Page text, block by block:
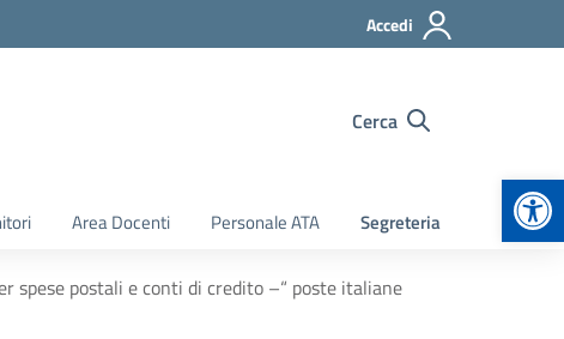
Accedi
Cerca
Area Docenti Personale ATA Segreteria
spese postali e conti di credito –“ poste italiane